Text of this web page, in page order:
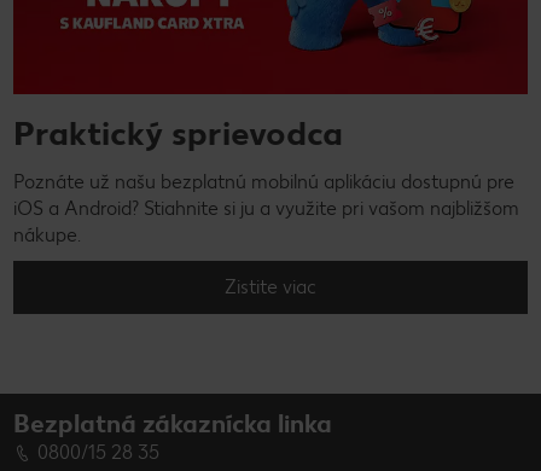
Praktický sprievodca
Poznáte už našu bezplatnú mobilnú aplikáciu dostupnú pre
iOS a Android? Stiahnite si ju a využite pri vašom najbližšom
nákupe.
Zistite viac
Bezplatná zákaznícka linka
0800/15 28 35